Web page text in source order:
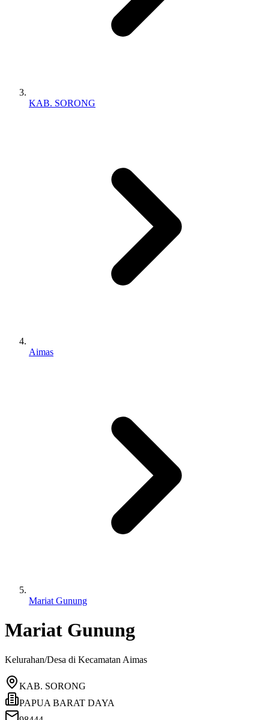
KAB. SORONG
Aimas
Mariat Gunung
Mariat Gunung
Kelurahan/Desa di Kecamatan Aimas
KAB. SORONG
PAPUA BARAT DAYA